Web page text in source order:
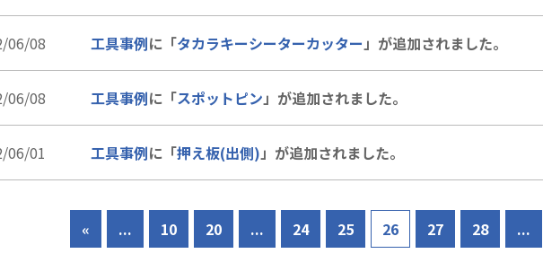
06/08 工具事例に「タカラキーシーターカッター」が追加されました。
06/08 工具事例に「スポットピン」が追加されました。
06/01 工具事例に「押え板(出側)」が追加されました。
« ... 10 20 ... 24 25 26 27 28 ...